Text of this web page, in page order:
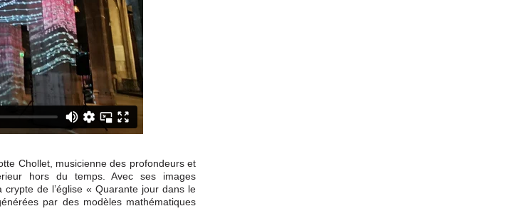
Chollet, musicienne des profondeurs et
hors du temps. Avec ses images
de l’église « Quarante jour dans le
par des modèles mathématiques